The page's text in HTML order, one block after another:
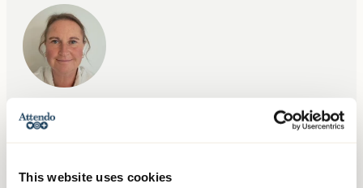
This website uses cookies
Minna Koivunen-Mohammed
Biträdande verksamhetschef
076-525 71 28